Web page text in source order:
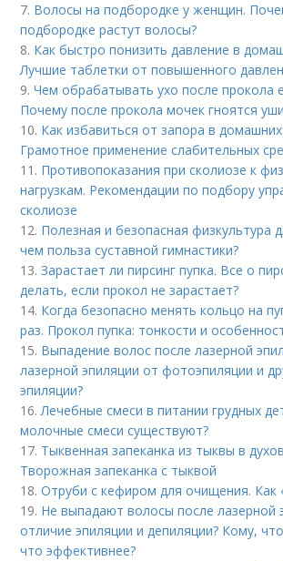
7. Волосы на подбородке у женщин.
подбородке растут волосы?
8. Как быстро понизить давление в
Лучшие таблетки от повышенного
9.Чем обрабатывать ухо после прокола
Почему после прокола мочек гноятся
10. Как избавиться от запора в домашних
Грамотное применение слабительных
11. Противопоказания при сколиозе к
нагрузкам. Рекомендации по подбору
сколиозе
12. Полезная и безопасная физкультура
чем польза суставной гимнастики?
13.Зарастает ли пирсинг пупка. Все о
делать, если прокол не зарастает?
14. Когда безопасно менять кольцо на
раз. Прокол пупка: тонкости и
15. Выпадение волос после лазерной
лазерной эпиляции от фотоэпиляции и
эпиляции?
16.Лечебные смеси в питании грудных
молочные смеси существуют?
17. Тыквенная запеканка из тыквы в
Творожная запеканка с тыквой
18.Отруби с кефиром для очищения. Как
19. Не выпадают волосы после лазерной
отличие эпиляции и депиляции? Кому,
что эффективнее?